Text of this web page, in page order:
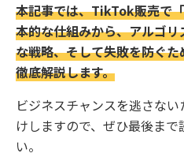
本記事では、TikTok販売で
本的な仕組みから、アルゴ
な戦略、そして失敗を防ぐ
徹底解説します。
ビジネスチャンスを逃さな
けしますので、ぜひ最後ま
い。